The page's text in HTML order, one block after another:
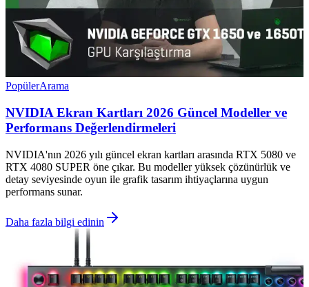
PopülerArama
NVIDIA Ekran Kartları 2026 Güncel Modeller ve
Performans Değerlendirmeleri
NVIDIA'nın 2026 yılı güncel ekran kartları arasında RTX 5080 ve
RTX 4080 SUPER öne çıkar. Bu modeller yüksek çözünürlük ve
detay seviyesinde oyun ile grafik tasarım ihtiyaçlarına uygun
performans sunar.
Daha fazla bilgi edinin